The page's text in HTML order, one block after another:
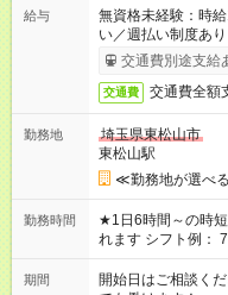
給与
無資格未経験：時
い／週払い制度あ
完了次第のお支払
交通費別途支給
交通費 交通費全額
勤務地
埼玉県東松山市
東松山駅
≪勤務地が選べ
勤務時間
★1日6時間～の時短シフトOK ★都合に合
れます シフト例：
18：00 11：00～20：00 など ※Wワー
合わせ週40時間超
期間
開始日はご相談